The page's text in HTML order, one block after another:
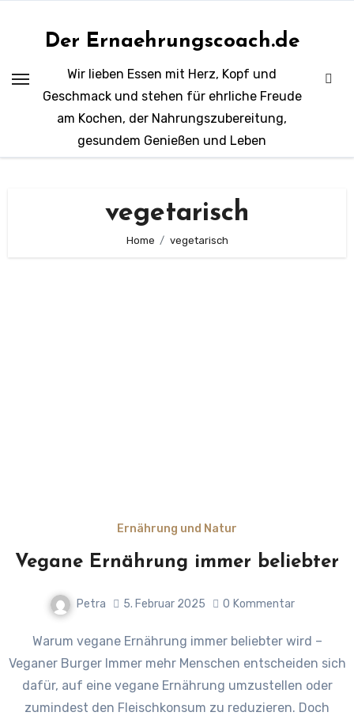
Der Ernaehrungscoach.de
Wir lieben Essen mit Herz, Kopf und
Geschmack und stehen für ehrliche Freude
am Kochen, der Nahrungszubereitung,
gesundem Genießen und Leben
vegetarisch
Home vegetarisch
Ernährung und Natur
Vegane Ernährung immer beliebter
Petra 5. Februar 2025 0 Kommentar
Warum vegane Ernährung immer beliebter wird –
Veganer Burger Immer mehr Menschen entscheiden sich
dafür, auf eine vegane Ernährung umzustellen oder
zumindest den Fleischkonsum zu reduzieren. Doch